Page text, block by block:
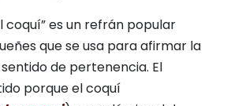
coquí” es un refrán popular
que se usa para afirmar la
de pertenencia. El
porque el coquí